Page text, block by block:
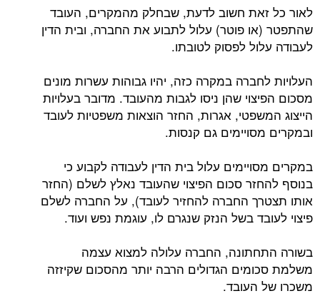
לאור כל זאת חשוב לדעת, שבחלק מהמקרים, העובד
שהתפטר (או פוטר) עלול לתבוע את החברה, ובית הדין
לעבודה עלול לפסוק לטובתו.
העלויות לחברה במקרה כזה, יהיו גבוהות עשרות מונים
מסכום הפיצוי שהן ניסו לגבות מהעובד. מדובר בעלויות
הייצוג המשפטי, אגרות, החזר הוצאות משפטיות לעובד
ובמקרים מסויימים גם קנסות.
במקרים מסויימים עלול בית הדין לעבודה לקבוע כי
בנוסף להחזר סכום הפיצוי שהעובד נאלץ לשלם (החזר
אותו תצטרך החברה להחזיר לעובד), על החברה לשלם
פיצוי לעובד בשל הנזק שנגרם לו, עוגמת נפש ועוד.
בשורה התחתונה, החברה עלולה למצוא עצמה
משלמת סכומים הגדולים הרבה יותר מהסכום שקיזזה
משכרו של העובד.